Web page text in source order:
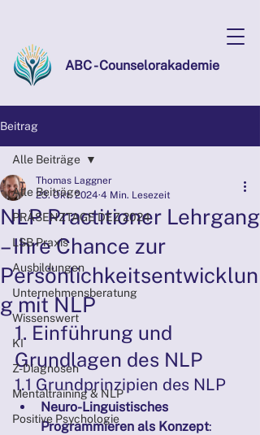
ABC - Counselorakademie
Beitrag
Alle Beiträge
PRÄSENZTAGE DEZ 2024
LSB Praxis
Ausbildungen
Unternehmensberatung
Wissenswert
KI
Z-Diagnosen
Mentaltraining & NLP
Positive Psychologie
Alle Beiträge
NLP Practitioner Lehrgang
– Ihre Chance zur
Persönlichkeitsentwicklun
g mit NLP
Thomas Laggner
23. Okt. 2024 4 Min. Lesezeit
1. Einführung und
Grundlagen des NLP
1.1 Grundprinzipien des NLP
Neuro-Linguistisches
Programmieren als Konzept: